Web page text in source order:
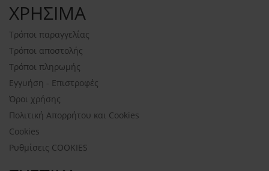
ΧΡΗΣΙΜΑ
Τρόποι παραγγελίας
Τρόποι αποστολής
Τρόποι πληρωμής
Εγγυήση - Επιστροφές
Όροι χρήσης
Πολιτική Απορρήτου και Cookies
Cookies
Ρυθμίσεις COOKIES